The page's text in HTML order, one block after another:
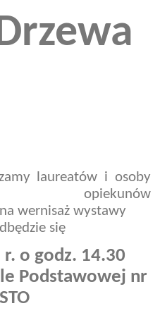
laureatów i osoby
opiekunów
wernisaż wystawy
się
o godz. 14.30
Podstawowej nr